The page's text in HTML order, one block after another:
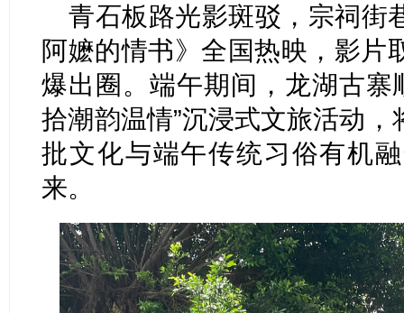
青石板路光影斑驳，宗祠街
阿嬷的情书》全国热映，影片
爆出圈。端午期间，龙湖古寨
拾潮韵温情”沉浸式文旅活动
批文化与端午传统习俗有机
来。